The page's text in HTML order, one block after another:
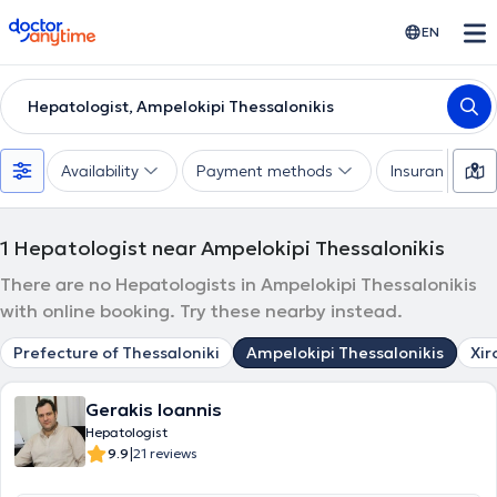
doctoranytime EN
Hepatologist, Ampelokipi Thessalonikis
Availability Payment methods Insurances
1 Hepatologist near Ampelokipi Thessalonikis
There are no Hepatologists in Ampelokipi Thessalonikis
with online booking. Try these nearby instead.
Prefecture of Thessaloniki Ampelokipi Thessalonikis
Gerakis Ioannis
Hepatologist
9.9|21 reviews